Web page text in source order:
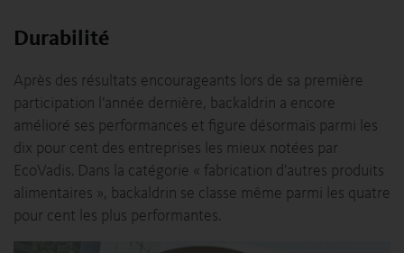
Durabilité
Après des résultats encourageants lors de sa première
participation l’année dernière, backaldrin a encore
amélioré ses performances et figure désormais parmi les
dix pour cent des entreprises les mieux notées par
EcoVadis. Dans la catégorie « fabrication d’autres produits
alimentaires », backaldrin se classe même parmi les quatre
pour cent les plus performantes.